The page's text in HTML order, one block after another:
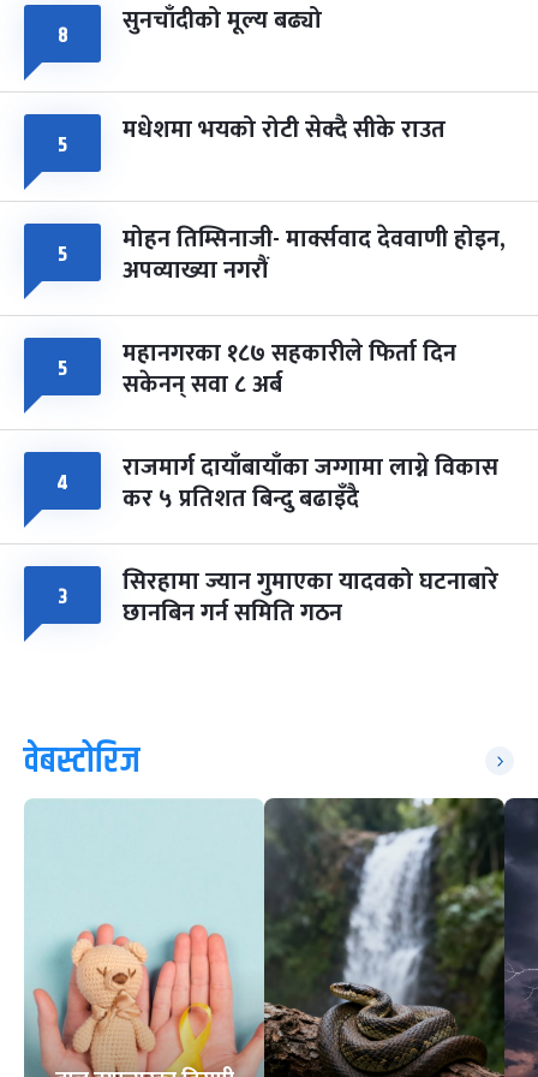
८ सुनचाँदीको मूल्य बढ्यो
५ मधेशमा भयको रोटी सेक्दै सीके राउत
५ मोहन तिम्सिनाजी- मार्क्सवाद देववाणी होइन,
अपव्याख्या नगरौं
५ महानगरका १८७ सहकारीले फिर्ता दिन
सकेनन् सवा ८ अर्ब
४ राजमार्ग दायाँबायाँका जग्गामा लाग्ने विकास
कर ५ प्रतिशत बिन्दु बढाइँदै
३ सिरहामा ज्यान गुमाएका यादवको घटनाबारे
छानबिन गर्न समिति गठन
वेबस्टोरिज